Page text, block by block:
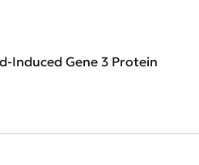
Induced Gene 3 Protein